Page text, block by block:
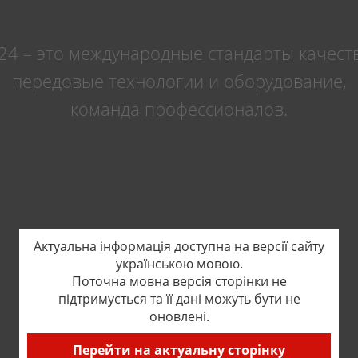
– это международные стандарты
передовые технологии и оборудование,
команда профессионалов.
Актуальна інформація доступна на версії сайту
українською мовою.
Поточна мовна версія сторінки не
підтримується та її дані можуть бути не
оновлені.
Перейти на актуальну сторінку